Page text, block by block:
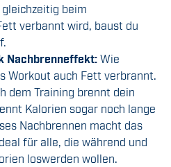
beim
verbannt wird, baust du
Nachbrenneffekt: Wie
Workout auch Fett verbrannt.
dem Training brennt dein
Kalorien sogar noch lange
Nachbrennen macht das
für alle, die während und
loswerden wollen.